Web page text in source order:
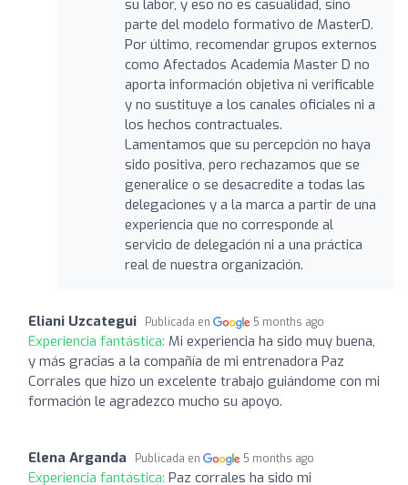
su labor, y eso no es casualidad, sino
parte del modelo formativo de MasterD.
Por último, recomendar grupos externos
como Afectados Academia Master D no
aporta información objetiva ni verificable
y no sustituye a los canales oficiales ni a
los hechos contractuales.
Lamentamos que su percepción no haya
sido positiva, pero rechazamos que se
generalice o se desacredite a todas las
delegaciones y a la marca a partir de una
experiencia que no corresponde al
servicio de delegación ni a una práctica
real de nuestra organización.
Eliani Uzcategui Publicada en 5 months ago
Experiencia fantástica: Mi experiencia ha sido muy buena,
y más gracias a la compañía de mi entrenadora Paz
Corrales que hizo un excelente trabajo guiándome con mi
formación le agradezco mucho su apoyo.
Elena Arganda Publicada en 5 months ago
Experiencia fantástica: Paz corrales ha sido mi